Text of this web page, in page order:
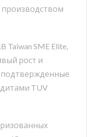
SME Elite,
рост и
подтвержденные
TUV